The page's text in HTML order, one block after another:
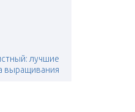
лучшие
выращивания